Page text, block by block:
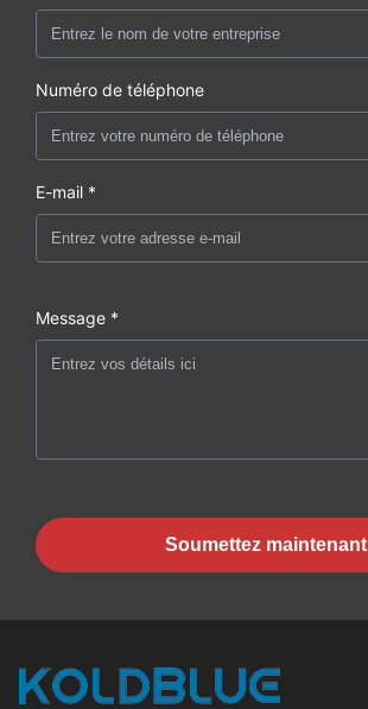
Numéro de téléphone
E-mail *
Message *
Soumettez maintenant